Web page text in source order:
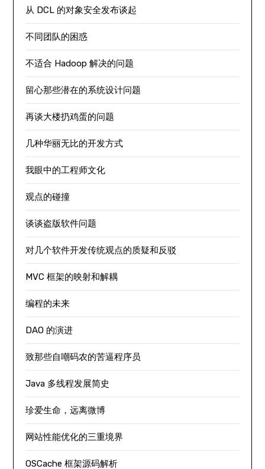
从 DCL 的对象安全发布谈起
不同团队的困惑
不适合 Hadoop 解决的问题
留心那些潜在的系统设计问题
再谈大楼扔鸡蛋的问题
几种华丽无比的开发方式
我眼中的工程师文化
观点的碰撞
谈谈盗版软件问题
对几个软件开发传统观点的质疑和反驳
MVC 框架的映射和解耦
编程的未来
DAO 的演进
致那些自嘲码农的苦逼程序员
Java 多线程发展简史
珍爱生命，远离微博
网站性能优化的三重境界
OSCache 框架源码解析